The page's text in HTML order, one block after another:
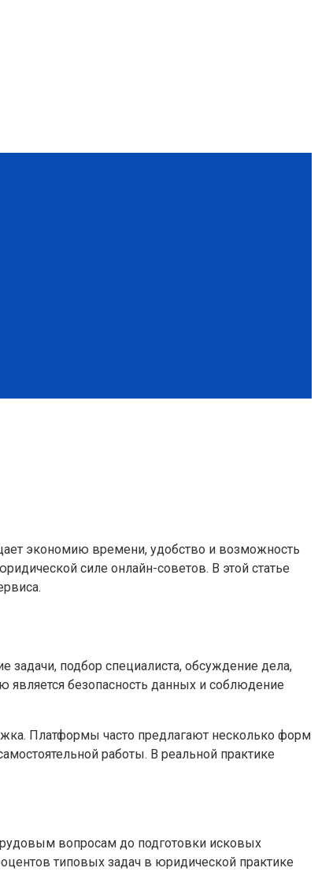
экономию времени, удобство и возможность
силе онлайн-советов. В этой статье
задачи, подбор специалиста, обсуждение дела,
безопасность данных и соблюдение
Платформы часто предлагают несколько форм
работы. В реальной практике
вопросам до подготовки исковых
типовых задач в юридической практике